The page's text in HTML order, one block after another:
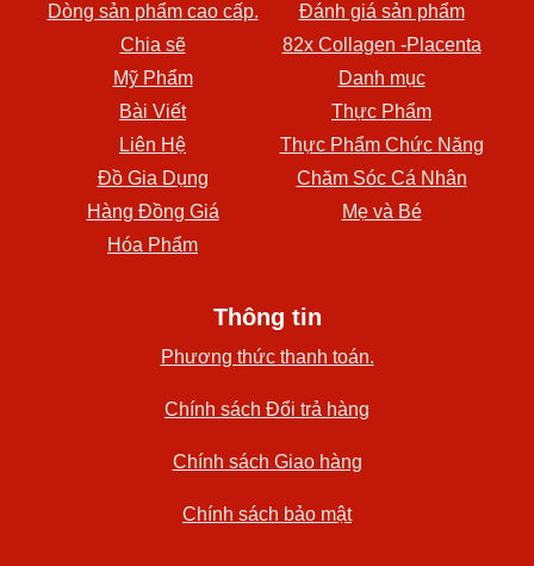
Dòng sản phẩm cao cấp.
Đánh giá sản phẩm
Chia sẽ
82x Collagen -Placenta
Mỹ Phẩm
Danh mục
Bài Viết
Thực Phẩm
Liên Hệ
Thực Phẩm Chức Năng
Đồ Gia Dụng
Chăm Sóc Cá Nhân
Hàng Đồng Giá
Mẹ và Bé
Hóa Phẩm
Thông tin
Phương thức thanh toán.
Chính sách Đổi trả hàng
Chính sách Giao hàng
Chính sách bảo mật